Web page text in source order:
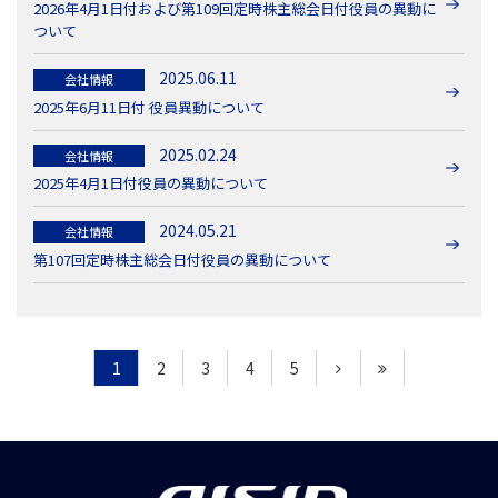
2026年4月1日付および第109回定時株主総会日付役員の異動に
ついて
会社情報 2025.06.11
2025年6月11日付 役員異動について
会社情報 2025.02.24
2025年4月1日付役員の異動について
会社情報 2024.05.21
第107回定時株主総会日付役員の異動について
1 2 3 4 5